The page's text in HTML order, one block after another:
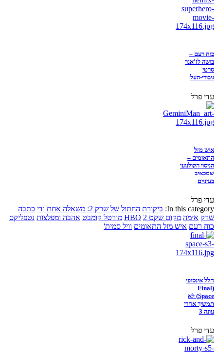
כוח רעם –
בושה לז'אנר
סרטי
גיבורי-העל
עדי פרל
איש מזל
התאומים –
הניסוי הקולנועי
שמכאיב
בעיניים
עדי פרל
In this category: ביקורת החתול של שרק 2: משאלה אחת ודי
כתבה
שרק אימה מקום שקט 2 HBO מורטל קומבט אהבה ומפלצות נטפליקס
כוח רעם איש מזל התאומים וויל סמית'
חלל אינסופי
(Final
Space) לא
תמשיך אחרי
עונה 3
עדי פרל